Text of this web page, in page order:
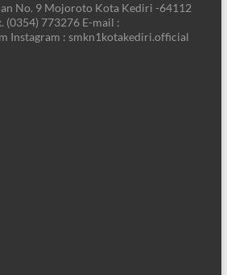
No. 9 Mojoroto Kota Kediri -64112
(0354) 773276 E-mail :
Instagram : smkn1kotakediri.official